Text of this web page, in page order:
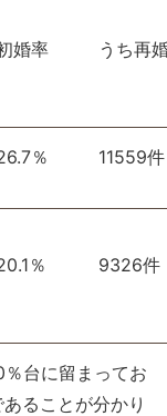
婚率
うち再
％ 11559件
％ 9326件
台に留まってお
ることが分かり